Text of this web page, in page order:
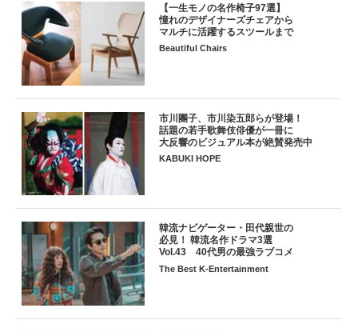
【一生モノの名作椅子97選】
憧れのデザイナーズチェアから
マルチに活躍するスツールまで
Beautiful Chairs
市川團子、市川染五郎らが登場！
話題の若手歌舞伎俳優が一冊に
大反響のビジュアル本が絶賛発売中
KABUKI HOPE
韓流ナビゲーター・田代親世の
必見！ 韓流名作ドラマ3選
Vol.43 40代男の最強ラブコメ
The Best K-Entertainment